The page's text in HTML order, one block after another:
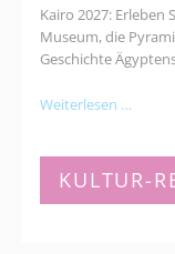
Luther
Kairo 2027: Erleben
Museum, die
Geschichte
Weiterlesen …Kairo
einer
KULTUR-